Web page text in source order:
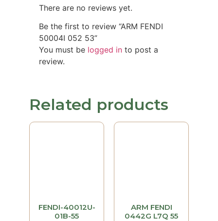
There are no reviews yet.
Be the first to review “ARM FENDI
50004I 052 53”
You must be logged in to post a
review.
Related products
FENDI-40012U-
01B-55
ARM FENDI
0442G L7Q 55